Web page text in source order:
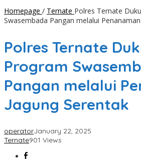
Homepage / Ternate Polres Ternate
Swasembada Pangan melalui
Polres Ternate
Program
Pangan melalui
Jagung Serentak
operatorJanuary 22, 2025
Ternate901 Views